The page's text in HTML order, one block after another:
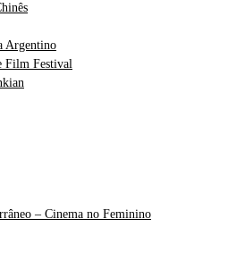
Argentino
Film Festival
– Cinema no Feminino